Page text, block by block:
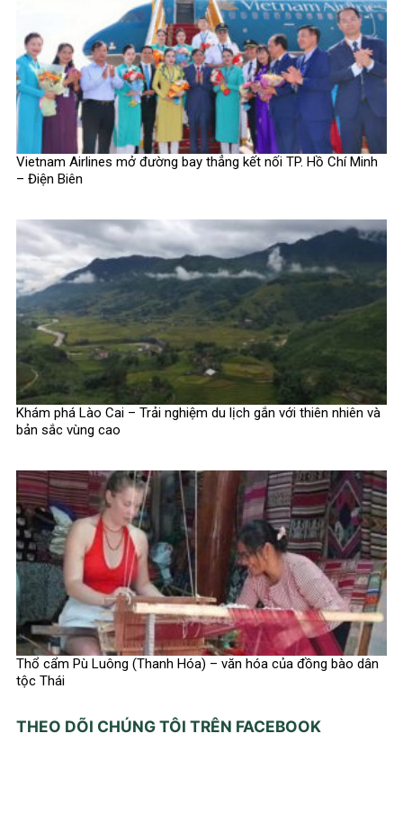
Vietnam Airlines mở đường bay thẳng kết nối TP. Hồ Chí Minh
– Điện Biên
Khám phá Lào Cai – Trải nghiệm du lịch gắn với thiên nhiên và
bản sắc vùng cao
Thổ cẩm Pù Luông (Thanh Hóa) – văn hóa của đồng bào dân
tộc Thái
THEO DÕI CHÚNG TÔI TRÊN FACEBOOK